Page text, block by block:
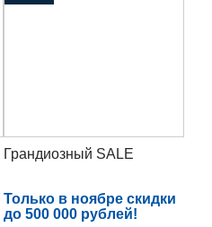
Грандиозный SALE
Только в ноябре скидки
до 500 000 рублей!